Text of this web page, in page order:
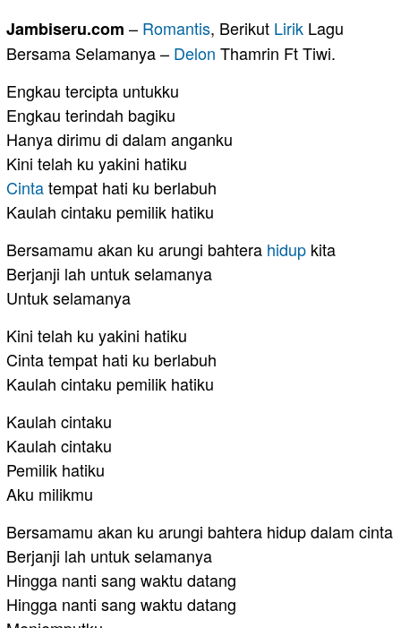
Jambiseru.com – Romantis, Berikut Lirik Lagu
Bersama Selamanya – Delon Thamrin Ft Tiwi.
Engkau tercipta untukku
Engkau terindah bagiku
Hanya dirimu di dalam anganku
Kini telah ku yakini hatiku
Cintatempat hati ku berlabuh
Kaulah cintaku pemilik hatiku
Bersamamu akan ku arungi bahtera hidup kita
Berjanji lah untuk selamanya
Untuk selamanya
Kini telah ku yakini hatiku
Cinta tempat hati ku berlabuh
Kaulah cintaku pemilik hatiku
Kaulah cintaku
Kaulah cintaku
Pemilik hatiku
Aku milikmu
Bersamamu akan ku arungi bahtera hidup dalam cinta
Berjanji lah untuk selamanya
Hingga nanti sang waktu datang
Hingga nanti sang waktu datang